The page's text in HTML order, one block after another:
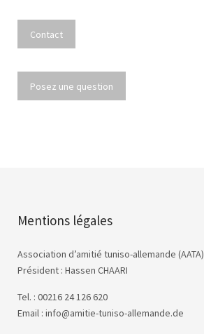
Contact
Posez une question
Mentions légales
Association d’amitié tuniso-allemande (AATA)
Président : Hassen CHAARI
Tel. : 00216 24 126 620
Email : info@amitie-tuniso-allemande.de